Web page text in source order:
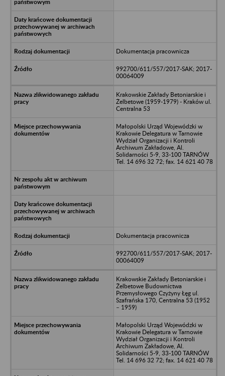
Dokumentacja pracownicza
992700/611/557/2017-SAK; 2017-
00064009
Krakowskie Zakłady Betoniarskie i
Żelbetowe (1959-1979) - Kraków ul.
Centralna 53
Małopolski Urząd Wojewódzki w
Krakowie Delegatura w Tarnowie
Wydział Organizacji i Kontroli
Archiwum Zakładowe, Al.
Solidarności 5-9, 33-100 TARNÓW
Tel. 14 696 32 72; fax. 14 621 40 78
Dokumentacja pracownicza
992700/611/557/2017-SAK; 2017-
00064009
Krakowskie Zakłady Betoniarskie i
Żelbetowe Budownictwa
Przemysłowego Czyżyny Łęg ul.
Szafrańska 170, Centralna 53 (1952
– 1959)
Małopolski Urząd Wojewódzki w
Krakowie Delegatura w Tarnowie
Wydział Organizacji i Kontroli
Archiwum Zakładowe, Al.
Solidarności 5-9, 33-100 TARNÓW
Tel. 14 696 32 72; fax. 14 621 40 78